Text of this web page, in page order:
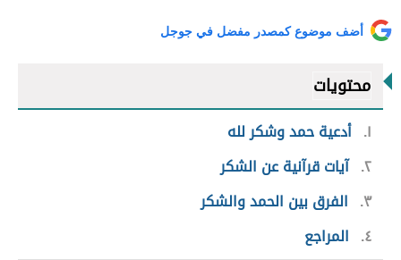
أضف موضوع كمصدر مفضل في جوجل
محتويات
١ أدعية حمد وشكر لله
٢ آيات قرآنية عن الشكر
٣
الفرق بين الحمد والشكر
٤
المراجع